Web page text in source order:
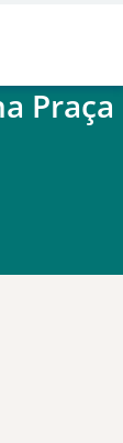
Praça